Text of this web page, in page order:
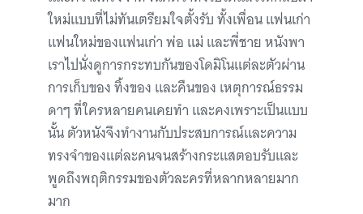
ใหม่แบบที่ไม่ทันเตรียมใจตั้งรับ ทั้งเพื่อน แฟนเก่า
แฟนใหม่ของแฟนเก่า พ่อ แม่ และพี่ชาย หนังพา
เราไปนั่งดูการกระทบกันของโดมิโนแต่ละตัวผ่าน
การเก็บของ ทิ้งของ และคืนของ เหตุการณ์ธรรม
ดาๆ ที่ใครหลายคนเคยทำ และคงเพราะเป็นแบบ
นั้น ตัวหนังจึงทำงานกับประสบการณ์และความ
ทรงจำของแต่ละคนจนสร้างกระแสตอบรับและ
พูดถึงพฤติกรรมของตัวละครที่หลากหลายมาก
มาก